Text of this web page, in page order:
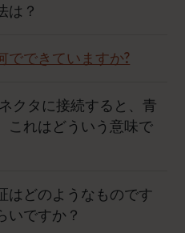
は？
でできていますか?
クタに接続すると、青
これはどういう意味で
はどのようなものです
いですか？